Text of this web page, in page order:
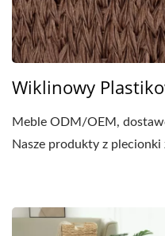
Wiklinowy
Meble ODM/OEM,
Nasze produkty z plecionki